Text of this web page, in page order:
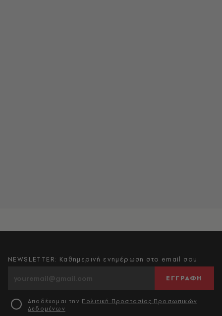
NEWSLETTER: Καθημερινή ενημέρωση στο email σου
ΕΓΓΡΑΦΗ
Αποδέχομαι την Πολιτική Προστασίας Προσωπικών
Δεδομένων